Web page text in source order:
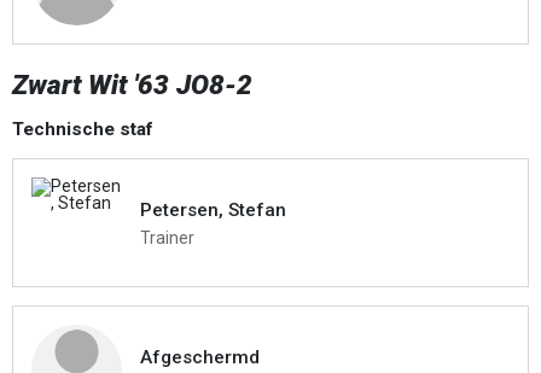
Zwart Wit '63 JO8-2
Technische staf
Petersen, Stefan
Trainer
Afgeschermd